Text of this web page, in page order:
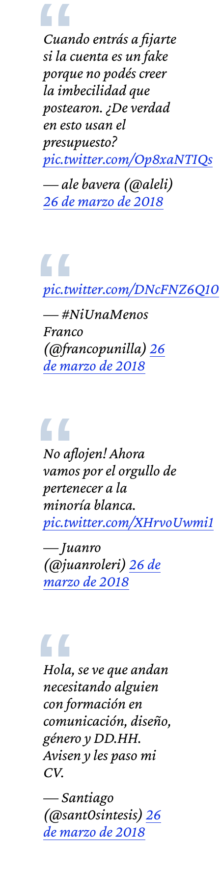
Cuando entrás a fijarte
si la cuenta es un fake
porque no podés creer
la imbecilidad que
postearon. ¿De verdad
en esto usan el
presupuesto?
pic.twitter.com/Op8xaNTIQs
— ale bavera (@aleli)
26 de marzo de 2018
pic.twitter.com/DNcFNZ6Q10
— #NiUnaMenos
Franco
(@francopunilla) 26
de marzo de 2018
No aflojen! Ahora
vamos por el orgullo de
pertenecer a la
minoría blanca.
pic.twitter.com/XHrvoUwmi1
— Juanro
(@juanroleri) 26 de
marzo de 2018
Hola, se ve que andan
necesitando alguien
con formación en
comunicación, diseño,
género y DD.HH.
Avisen y les paso mi
CV.
— Santiago
(@sant0sintesis) 26
de marzo de 2018